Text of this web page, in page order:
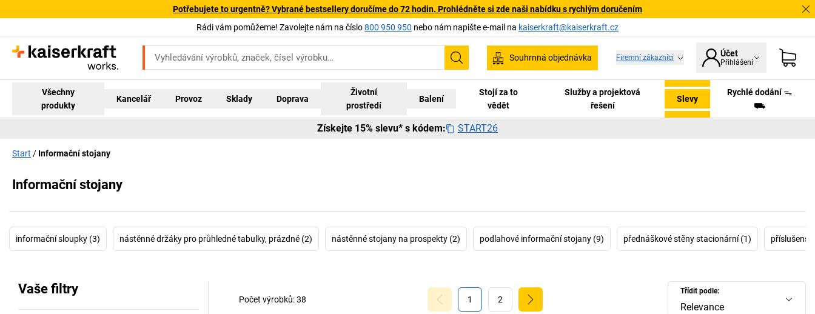
Potřebujete to urgentně? Vybrané bestsellery doručíme do 72 hodin. Prohlédněte si zde naši nabídku s rychlým doručením
Rádi vám pomůžeme! Zavolejte nám na číslo800 950 950 nebo nám napište e-mail na kaiserkraft@kaiserkraft.cz
Hledání
Souhrnná objednávka Firemní zákazníci Účet
Přihlášení
Všechny
produkty
Kancelář Provoz Sklady Doprava
Životní
prostředí
Balení
Stojí za to
vědět
Služby a projektová
řešení
Slevy
Rychlé dodání ᯓ
⛟
Získejte 15% slevu* s kódem: START26
Start Informační stojany
Informační stojany
informační sloupky (3) nástěnné držáky pro průhledné tabulky, prázdné (2) nástěnné stojany na prospekty (2) podlahové informační stojany (9) přednáškové stěny stacionární (1)
Vaše filtry Třídit podle:
Relevance
1 2
Počet výrobků:38